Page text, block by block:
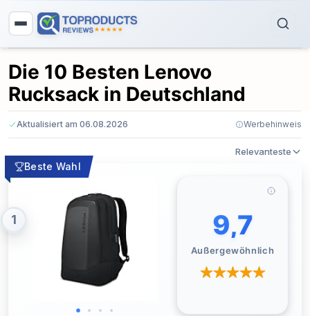
Die 10 Besten Lenovo
Rucksack in Deutschland
Aktualisiert am 06.08.2026 Werbehinweis
Relevanteste
Beste Wahl
1 9,7
Außergewöhnlich